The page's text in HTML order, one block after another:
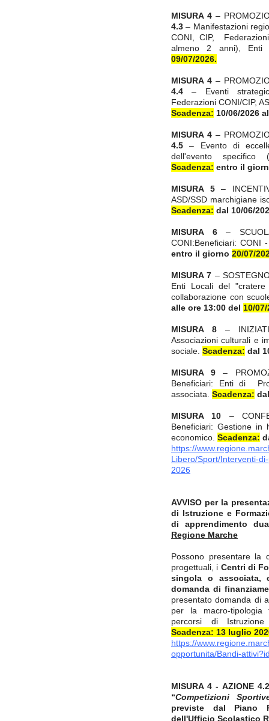
MISURA 4 –
4.3 – Manifestazioni
CONI, CIP,
almeno 2 anni),
09/07/2026.
MISURA 4 –
4.4 – Eventi
Federazioni CONI/CIP,
Scadenza: 10/06/2026
MISURA 4 –
4.5 – Evento di
dell'evento specifico
Scadenza: entro il
MISURA 5–
ASD/SSD marchigiane
Scadenza: dal 10/06/
MISURA 6–
CONI:Beneficiari: CONI
entro il giorno 20/07/
MISURA 7 –
Enti Locali del
collaborazione con
alle ore 13:00 del 10/
MISURA 8–
Associazioni culturali e
sociale. Scadenza: dal
MISURA 9–
Beneficiari: Enti di
associata. Scadenza:
MISURA 10 –
Beneficiari: Gestione in
economico. Scadenza:
https://
Libero/Sport/Interventi-
2026
AVVISO per la
di Istruzione e
di apprendimento
Regione Marche
Possono presentare la
progettuali, i Centri di
singola o associata,
domanda di
presentato domanda di
per la macro-tipologia
percorsi di
Scadenza: 13 luglio
https://
opportunita/Bandi-
MISURA 4 - AZIONE
“Competizioni
previste dal Piano
dell'Ufficio Scolastico